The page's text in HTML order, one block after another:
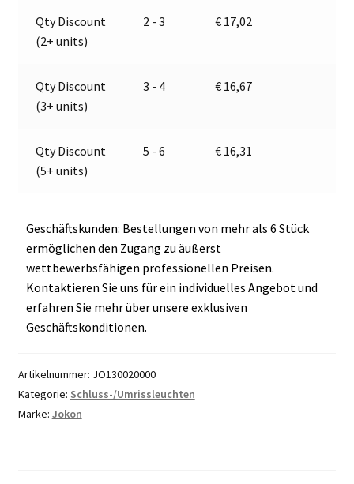
E13-
13173
t
Qty Discount
(2+ units)
2 - 3 € 17,02
Qty Discount
(3+ units)
3 - 4 € 16,67
Qty Discount
(5+ units)
5 - 6 € 16,31
Geschäftskunden: Bestellungen von mehr als 6 Stück
ermöglichen den Zugang zu äußerst
wettbewerbsfähigen professionellen Preisen.
Kontaktieren Sie uns für ein individuelles Angebot und
erfahren Sie mehr über unsere exklusiven
Geschäftskonditionen.
Artikelnummer: JO130020000
Kategorie: Schluss-/Umrissleuchten
Marke: Jokon